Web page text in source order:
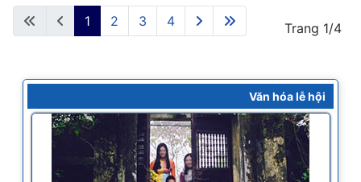
Trang 1/4
1 2 3 4
Văn hóa lễ hội